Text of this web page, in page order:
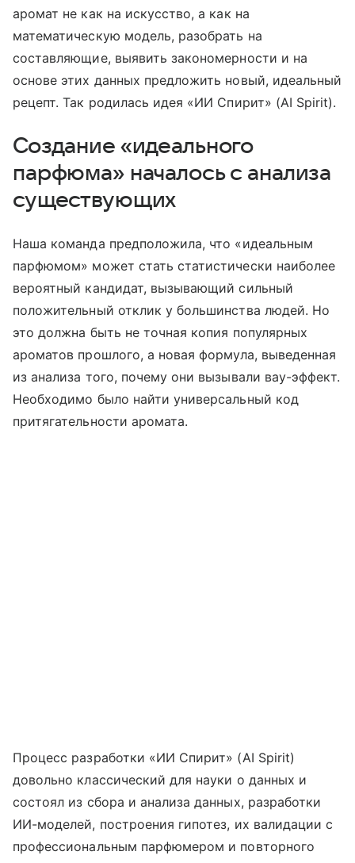
аромат не как на искусство, а как на
математическую модель, разобрать на
составляющие, выявить закономерности и на
основе этих данных предложить новый, идеальный
рецепт. Так родилась идея «ИИ Спирит» (AI Spirit).
Создание «идеального
парфюма» началось с анализа
существующих
Наша команда предположила, что «идеальным
парфюмом» может стать статистически наиболее
вероятный кандидат, вызывающий сильный
положительный отклик у большинства людей. Но
это должна быть не точная копия популярных
ароматов прошлого, а новая формула, выведенная
из анализа того, почему они вызывали вау-эффект.
Необходимо было найти универсальный код
притягательности аромата.
Процесс разработки «ИИ Спирит» (AI Spirit)
довольно классический для науки о данных и
состоял из сбора и анализа данных, разработки
ИИ-моделей, построения гипотез, их валидации с
профессиональным парфюмером и повторного